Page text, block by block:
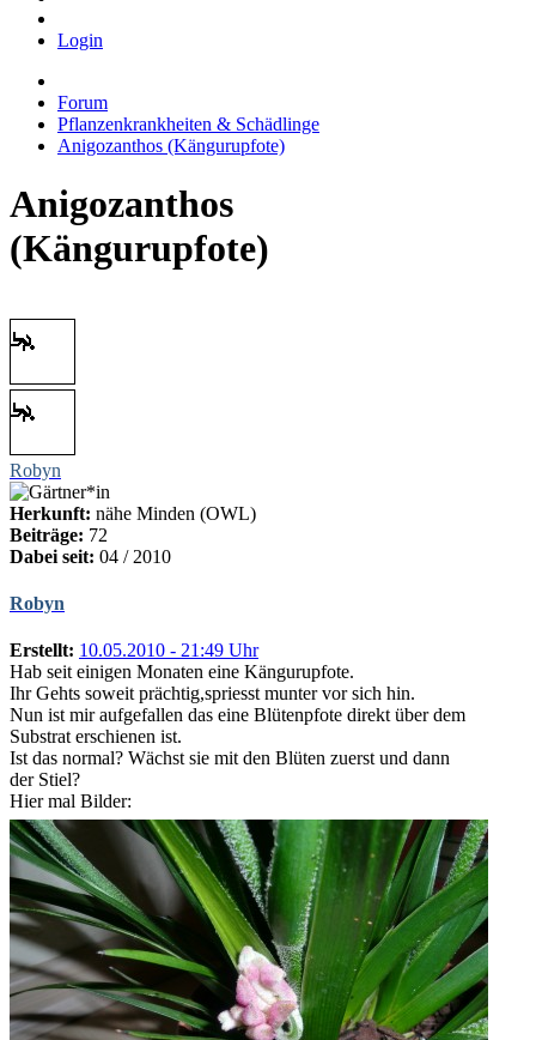
Login
Forum
Pflanzenkrankheiten & Schädlinge
Anigozanthos (Kängurupfote)
Anigozanthos
(Kängurupfote)
Robyn
Herkunft: nähe Minden (OWL)
Beiträge: 72
Dabei seit: 04 / 2010
Robyn
Erstellt: 10.05.2010 - 21:49 Uhr
Hab seit einigen Monaten eine Kängurupfote.
Ihr Gehts soweit prächtig,spriesst munter vor sich hin.
Nun ist mir aufgefallen das eine Blütenpfote direkt über dem
Substrat erschienen ist.
Ist das normal? Wächst sie mit den Blüten zuerst und dann
der Stiel?
Hier mal Bilder: